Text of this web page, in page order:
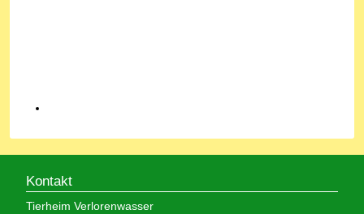
Kontakt
Tierheim Verlorenwasser